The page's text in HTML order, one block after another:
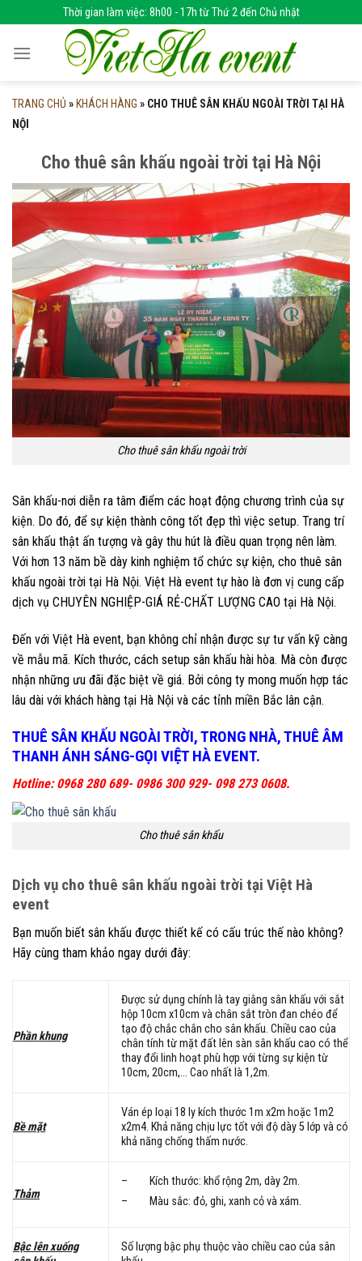
to
content
Thời gian làm việc: 8h00 - 17h từ Thứ 2 đến Chủ nhật
TRANG CHỦ » KHÁCH HÀNG » CHO THUÊ SÂN KHẤU NGOÀI TRỜI TẠI HÀ
NỘI
Cho thuê sân khấu ngoài trời tại Hà Nội
Cho thuê sân khấu ngoài trời
Sân khấu-nơi diễn ra tâm điểm các hoạt động chương trình của sự
kiện. Do đó, để sự kiện thành công tốt đẹp thì việc setup. Trang trí
sân khấu thật ấn tượng và gây thu hút là điều quan trọng nên làm.
Với hơn 13 năm bề dày kinh nghiệm tổ chức sự kiện, cho thuê sân
khấu ngoài trời tại Hà Nội. Việt Hà event tự hào là đơn vị cung cấp
dịch vụ CHUYÊN NGHIỆP-GIÁ RẺ-CHẤT LƯỢNG CAO tại Hà Nội.
Đến với Việt Hà event, bạn không chỉ nhận được sự tư vấn kỹ càng
về mẫu mã. Kích thước, cách setup sân khấu hài hòa. Mà còn được
nhận những ưu đãi đặc biệt về giá. Bởi công ty mong muốn hợp tác
lâu dài với khách hàng tại Hà Nội và các tỉnh miền Bắc lân cận.
THUÊ SÂN KHẤU NGOÀI TRỜI, TRONG NHÀ, THUÊ ÂM
THANH ÁNH SÁNG-GỌI VIỆT HÀ EVENT.
Hotline: 0968 280 689- 0986 300 929- 098 273 0608.
Cho thuê sân khấu
Dịch vụ cho thuê sân khấu ngoài trời tại Việt Hà
event
Bạn muốn biết sân khấu được thiết kế có cấu trúc thế nào không?
Hãy cùng tham khảo ngay dưới đây:
Phần khung
Được sử dụng chính là tay giằng sân khấu với sắt
hộp 10cm x10cm và chân sắt tròn đan chéo để
tạo độ chắc chắn cho sân khấu. Chiều cao của
chân tính từ mặt đất lên sàn sân khấu cao có thể
thay đổi linh hoạt phù hợp với từng sự kiện từ
10cm, 20cm,… Cao nhất là 1,2m.
Bề mặt
Ván ép loại 18 ly kích thước 1m x2m hoặc 1m2
x2m4. Khả năng chịu lực tốt với độ dày 5 lớp và có
khả năng chống thấm nước.
Thảm
– Kích thước: khổ rộng 2m, dày 2m.
– Màu sắc: đỏ, ghi, xanh cỏ và xám.
Bậc lên xuống
Số lượng bậc phụ thuộc vào chiều cao của sân